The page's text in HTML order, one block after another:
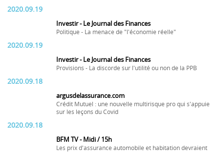
2020.09.19
Investir - Le Journal des Finances
Politique - La menace de "l'économie réelle"
2020.09.19
Investir - Le Journal des Finances
Provisions - La discorde sur l'utilité ou non de la PPB
2020.09.18
argusdelassurance.com
Crédit Mutuel : une nouvelle multirisque pro qui s'appuie
sur les leçons du Covid
2020.09.18
BFM TV - Midi / 15h
Les prix d'assurance automobile et habitation devraient